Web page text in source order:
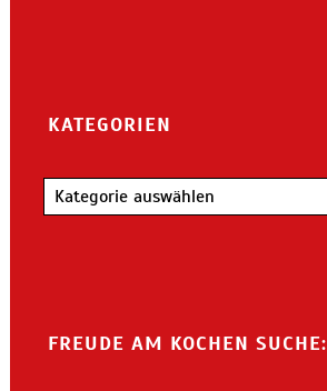
KATEGORIEN
Kategorien
FREUDE AM KOCHEN SUCHE: